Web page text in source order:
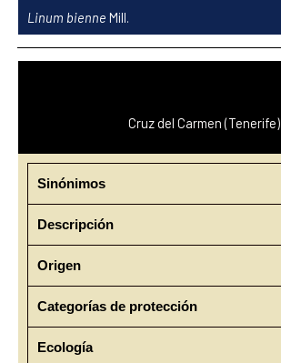
contenido
Linum bienne Mill.
Cruz del Carmen (Tenerife)
Sinónimos
Descripción
Origen
Categorías de protección
Ecología